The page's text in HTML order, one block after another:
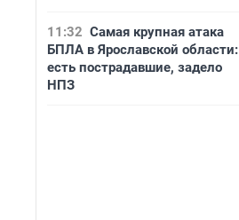
11:32 Самая крупная атака
БПЛА в Ярославской области:
есть пострадавшие, задело
НПЗ